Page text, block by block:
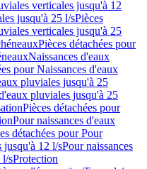
verticales jusqu'à 12
jusqu'à 25 l/sPièces
verticales jusqu'à 25
Pièces détachées pour
Naissances d'eaux
pour Naissances d'eaux
pluviales jusqu'à 25
pluviales jusqu'à 25
Pièces détachées pour
Pour naissances d'eaux
détachées pour Pour
jusqu'à 12 l/sPour naissances
l/sProtection